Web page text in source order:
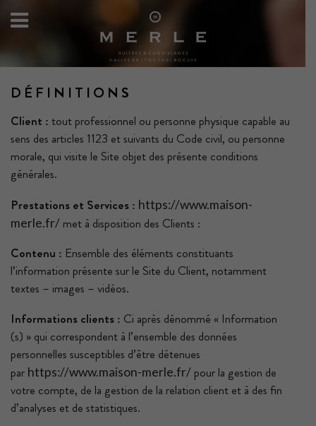
DÉFINITIONS
Client : tout professionnel ou personne physique capable au
sens des articles 1123 et suivants du Code civil, ou personne
morale, qui visite le Site objet des présente conditions
générales.
Prestations et Services : https://www.maison-
merle.fr/ met à disposition des Clients :
Contenu : Ensemble des éléments constituants
l’information présente sur le Site du Client, notamment
textes – images – vidéos.
Informations clients : Ci après dénommé « Information
(s) » qui correspondent à l’ensemble des données
personnelles susceptibles d’être détenues
par https://www.maison-merle.fr/ pour la gestion de
votre compte, de la gestion de la relation client et à des fin
d’analyses et de statistiques.